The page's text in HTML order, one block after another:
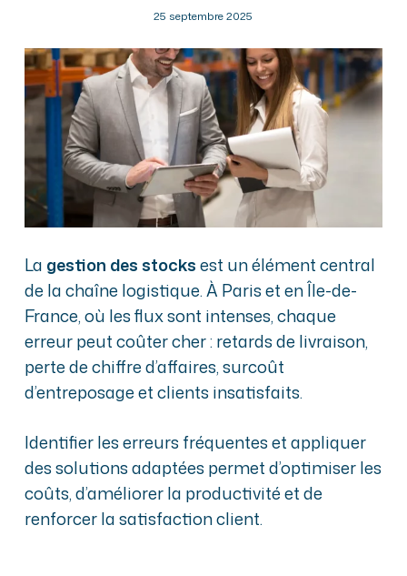
25 septembre 2025
La gestion des stocksest un élément central
de la chaîne logistique. À Paris et en Île-de-
France, où les flux sont intenses, chaque
erreur peut coûter cher : retards de livraison,
perte de chiffre d’affaires, surcoût
d’entreposage et clients insatisfaits.
Identifier les erreurs fréquentes et appliquer
des solutions adaptées permet d’optimiser les
coûts, d’améliorer la productivité et de
renforcer la satisfaction client.